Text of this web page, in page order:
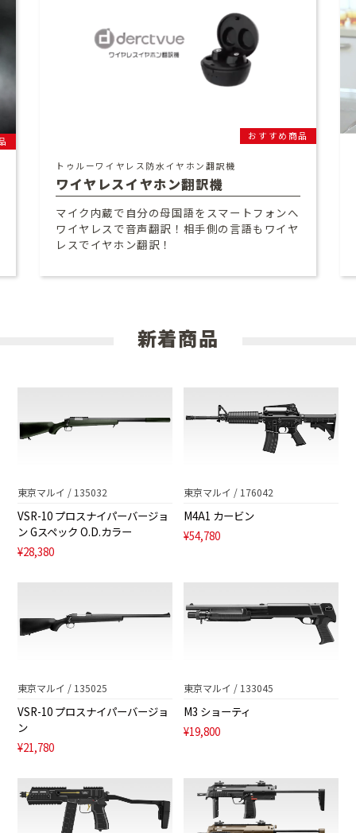
おすすめ商品
トゥルーワイヤレス防水イヤホン翻訳機
ワイヤレスイヤホン翻訳機
マイク内蔵で自分の母国語をスマートフォンへ
ワイヤレスで音声翻訳！相手側の言語もワイヤ
レスでイヤホン翻訳！
新着商品
東京マルイ / 135032
VSR-10 プロスナイパーバージョ
ン Gスペック O.D.カラー
¥28,380
東京マルイ / 176042
M4A1 カービン
¥54,780
東京マルイ / 135025
VSR-10 プロスナイパーバージョ
ン
¥21,780
東京マルイ / 133045
M3 ショーティ
¥19,800